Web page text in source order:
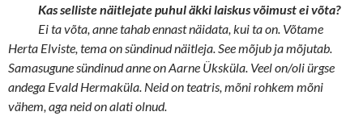
Kas selliste näitlejate puhul äkki laiskus võimust ei võta?
Ei ta võta, anne tahab ennast näidata, kui ta on. Võtame
Herta Elviste, tema on sündinud näitleja. See mõjub ja mõjutab.
Samasugune sündinud anne on Aarne Üksküla. Veel on/oli ürgse
andega Evald Hermaküla. Neid on teatris, mõni rohkem mõni
vähem, aga neid on alati olnud.